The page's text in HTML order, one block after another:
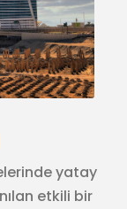
yatay
etkili bir